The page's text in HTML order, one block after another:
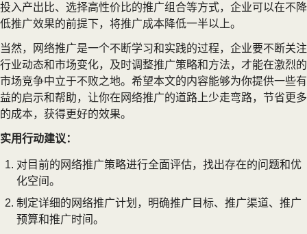
投入产出比、选择高性价比的推广组合等方式，企业可以在不降
低推广效果的前提下，将推广成本降低一半以上。
当然，网络推广是一个不断学习和实践的过程，企业要不断关注
行业动态和市场变化，及时调整推广策略和方法，才能在激烈的
市场竞争中立于不败之地。希望本文的内容能够为你提供一些有
益的启示和帮助，让你在网络推广的道路上少走弯路，节省更多
的成本，获得更好的效果。
实用行动建议：
对目前的网络推广策略进行全面评估，找出存在的问题和优
化空间。
制定详细的网络推广计划，明确推广目标、推广渠道、推广
预算和推广时间。